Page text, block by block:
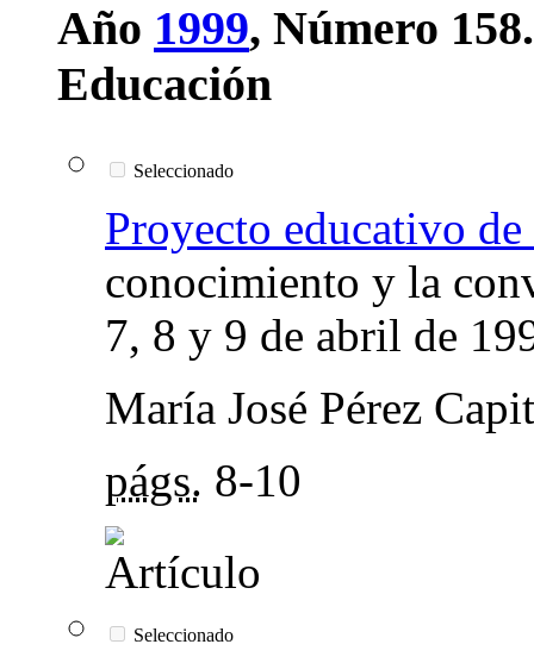
Año 1999, Número
Educación
Seleccionado
Proyecto educativo
conocimiento y la
7, 8 y 9 de abril de
María José Pérez
págs. 8-10
Seleccionado